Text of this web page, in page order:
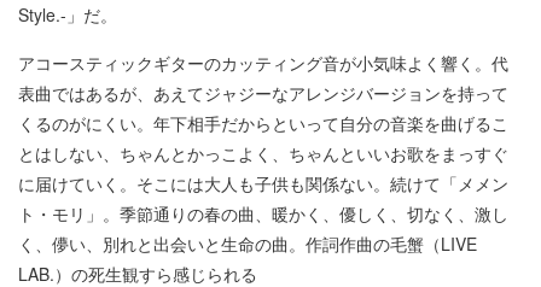
Style.-」だ。
アコースティックギターのカッティング音が小気味よく響く。代
表曲ではあるが、あえてジャジーなアレンジバージョンを持って
くるのがにくい。年下相手だからといって自分の音楽を曲げるこ
とはしない、ちゃんとかっこよく、ちゃんといいお歌をまっすぐ
に届けていく。そこには大人も子供も関係ない。続けて「メメン
ト・モリ」。季節通りの春の曲、暖かく、優しく、切なく、激し
く、儚い、別れと出会いと生命の曲。作詞作曲の毛蟹（LIVE
LAB.）の死生観すら感じられる